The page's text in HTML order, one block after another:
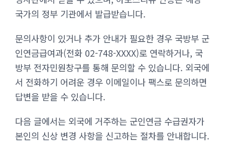
국가의 정부 기관에서 발급받습니다.
문의사항이 있거나 추가 안내가 필요한 경우 국방부 군
인연금급여과(전화 02-748-XXXX)로 연락하거나, 국
방부 전자민원창구를 통해 문의할 수 있습니다. 외국에
서 전화하기 어려운 경우 이메일이나 팩스로 문의하면
답변을 받을 수 있습니다.
다음 글에서는 외국에 거주하는 군인연금 수급권자가
본인의 신상 변경 사항을 신고하는 절차를 안내합니다.